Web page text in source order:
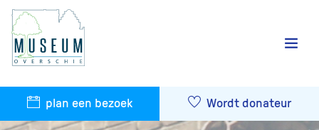
plan een bezoek Wordt donateur